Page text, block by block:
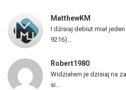
w
MatthewKM
I dzisiaj debiut miał
9216)...
Robert1980
Widziałem je dzisiaj na
si...